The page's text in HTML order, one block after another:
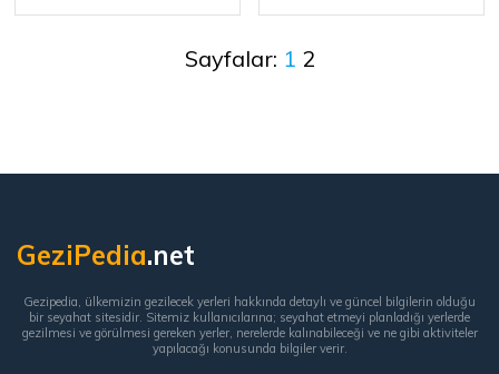
Sayfalar: 1 2
GeziPedia.net
Gezipedia, ülkemizin gezilecek yerleri hakkında detaylı ve güncel bilgilerin olduğu
bir seyahat sitesidir. Sitemiz kullanıcılarına; seyahat etmeyi planladığı yerlerde
gezilmesi ve görülmesi gereken yerler, nerelerde kalınabileceği ve ne gibi aktiviteler
yapılacağı konusunda bilgiler verir.